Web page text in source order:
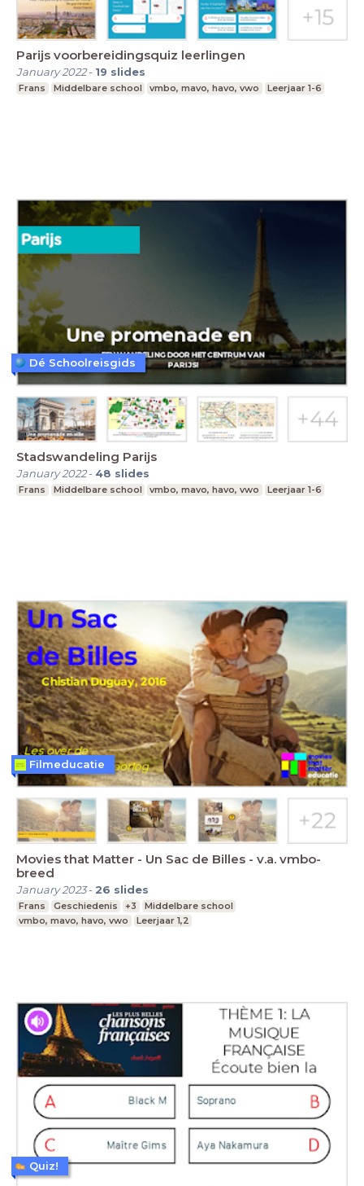
Parijs voorbereidingsquiz leerlingen
January 2022- 19 slides
Frans Middelbare school vmbo, mavo, havo, vwo Leerjaar 1-6
Stadswandeling Parijs
January 2022- 48 slides
Frans Middelbare school vmbo, mavo, havo, vwo Leerjaar 1-6
Dé Schoolreisgids
Movies that Matter - Un Sac de Billes - v.a. vmbo-
breed
January 2023- 26 slides
Frans Geschiedenis +3
Middelbare school
vmbo, mavo, havo, vwo
Leerjaar 1,2
Filmeducatie
Quiz!